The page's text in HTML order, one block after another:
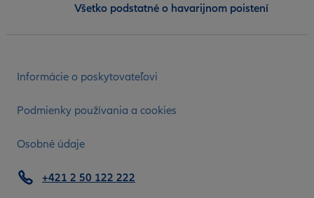
Informácie o poskytovateľovi
Podmienky používania a cookies
Osobné údaje
+421 2 50 122 222
Všetko podstatné o havarijnom poistení